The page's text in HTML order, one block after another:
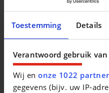
Toestemming Details
Verantwoord gebruik
Wij enonze 1022
gegevens (bijv. uw IP-
PORSCHE 911
$$/fr/911 GT3 touring